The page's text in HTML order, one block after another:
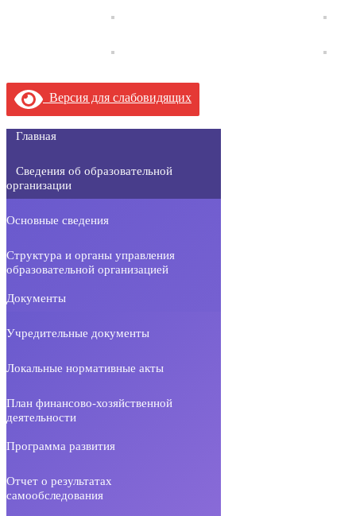
Версия для слабовидящих
Главная
Сведения об образовательной
организации
Основные сведения
Структура и органы управления
образовательной организацией
Документы
Учредительные документы
Локальные нормативные акты
План финансово-хозяйственной
деятельности
Программа развития
Отчет о результатах
самообследования